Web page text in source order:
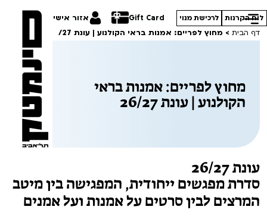
Gift Card אזור אישי לוח הקרנות לרכישת מנוי
הסרטים שלנו
טרום בכורה
חדשים
סרט פלוס
תכניות מיוחדות
הדרכים הלא ידועות
במראה הישראלית
סדרות עונת 26/27
קורסים
דף הבית > מחוץ לפריים: אמנות בראי הקולנוע | עונת 26/27
מחוץ לפריים: אמנות בראי
הקולנוע | עונת 26/27
עונת 26/27
סדרת מפגשים ייחודית, המפגישה בין מיטב
המרצים לבין סרטים על אמנות ועל אמנים